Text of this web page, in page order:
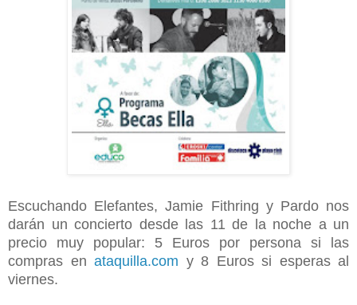
Escuchando Elefantes, Jamie Fithring y Pardo nos
darán un concierto desde las 11 de la noche a un
precio muy popular: 5 Euros por persona si las
compras en ataquilla.com y 8 Euros si esperas al
viernes.